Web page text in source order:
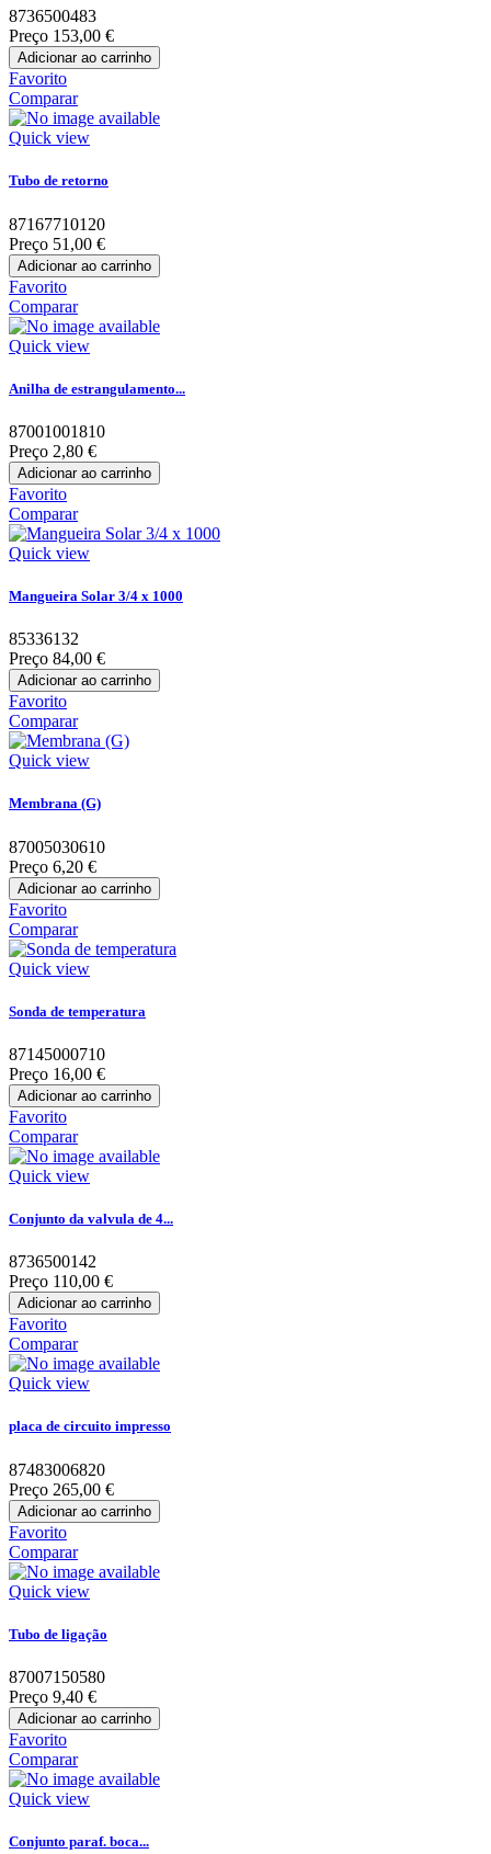
8736500483
Preço 153,00 €
Adicionar ao carrinho
Favorito
Comparar
Quick view
Tubo de retorno
87167710120
Preço 51,00 €
Adicionar ao carrinho
Favorito
Comparar
Quick view
Anilha de estrangulamento...
87001001810
Preço 2,80 €
Adicionar ao carrinho
Favorito
Comparar
Quick view
Mangueira Solar 3/4 x 1000
85336132
Preço 84,00 €
Adicionar ao carrinho
Favorito
Comparar
Quick view
Membrana (G)
87005030610
Preço 6,20 €
Adicionar ao carrinho
Favorito
Comparar
Quick view
Sonda de temperatura
87145000710
Preço 16,00 €
Adicionar ao carrinho
Favorito
Comparar
Quick view
Conjunto da valvula de 4...
8736500142
Preço 110,00 €
Adicionar ao carrinho
Favorito
Comparar
Quick view
placa de circuito impresso
87483006820
Preço 265,00 €
Adicionar ao carrinho
Favorito
Comparar
Quick view
Tubo de ligação
87007150580
Preço 9,40 €
Adicionar ao carrinho
Favorito
Comparar
Quick view
Conjunto paraf. boca...